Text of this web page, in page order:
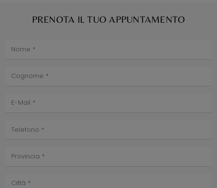
PRENOTA IL TUO APPUNTAMENTO